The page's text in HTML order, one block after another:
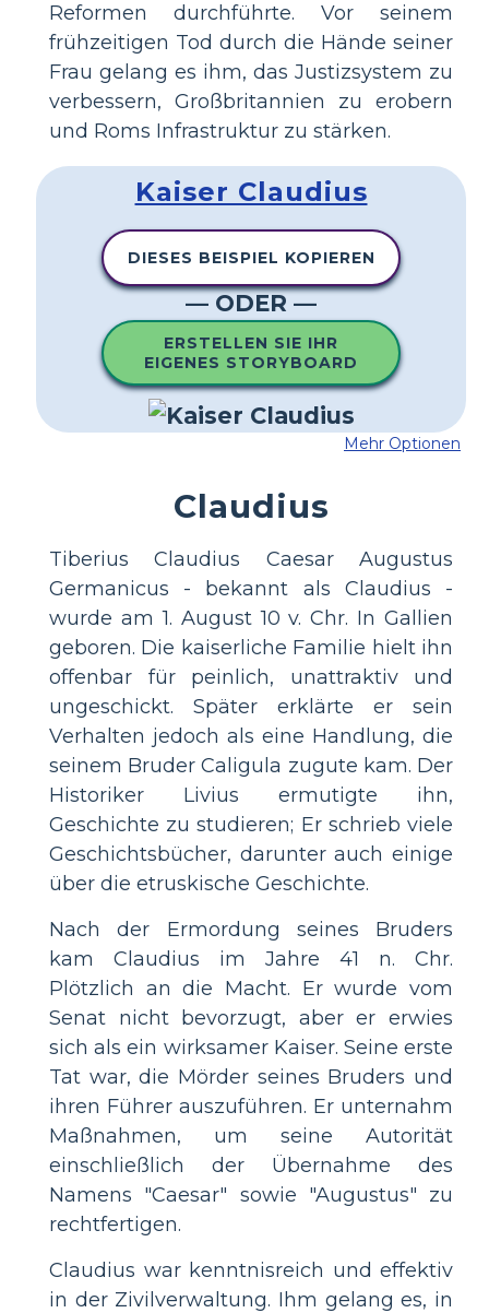
Reformen durchführte. Vor seinem
frühzeitigen Tod durch die Hände seiner
Frau gelang es ihm, das Justizsystem zu
verbessern, Großbritannien zu erobern
und Roms Infrastruktur zu stärken.
Kaiser Claudius
DIESES BEISPIEL KOPIEREN
— ODER —
ERSTELLEN SIE IHR
EIGENES STORYBOARD
Mehr Optionen
Claudius
Tiberius Claudius Caesar Augustus
Germanicus - bekannt als Claudius -
wurde am 1. August 10 v. Chr. In Gallien
geboren. Die kaiserliche Familie hielt ihn
offenbar für peinlich, unattraktiv und
ungeschickt. Später erklärte er sein
Verhalten jedoch als eine Handlung, die
seinem Bruder Caligula zugute kam. Der
Historiker Livius ermutigte ihn,
Geschichte zu studieren; Er schrieb viele
Geschichtsbücher, darunter auch einige
über die etruskische Geschichte.
Nach der Ermordung seines Bruders
kam Claudius im Jahre 41 n. Chr.
Plötzlich an die Macht. Er wurde vom
Senat nicht bevorzugt, aber er erwies
sich als ein wirksamer Kaiser. Seine erste
Tat war, die Mörder seines Bruders und
ihren Führer auszuführen. Er unternahm
Maßnahmen, um seine Autorität
einschließlich der Übernahme des
Namens "Caesar" sowie "Augustus" zu
rechtfertigen.
Claudius war kenntnisreich und effektiv
in der Zivilverwaltung. Ihm gelang es, in